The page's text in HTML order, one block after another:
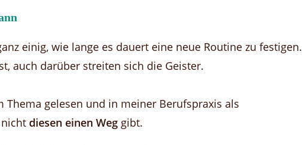
einig, wie lange es dauert eine neue Routine zu festigen.
auch darüber streiten sich die Geister.
Thema gelesen und in meiner Berufspraxis als
diesen einen Weg gibt.